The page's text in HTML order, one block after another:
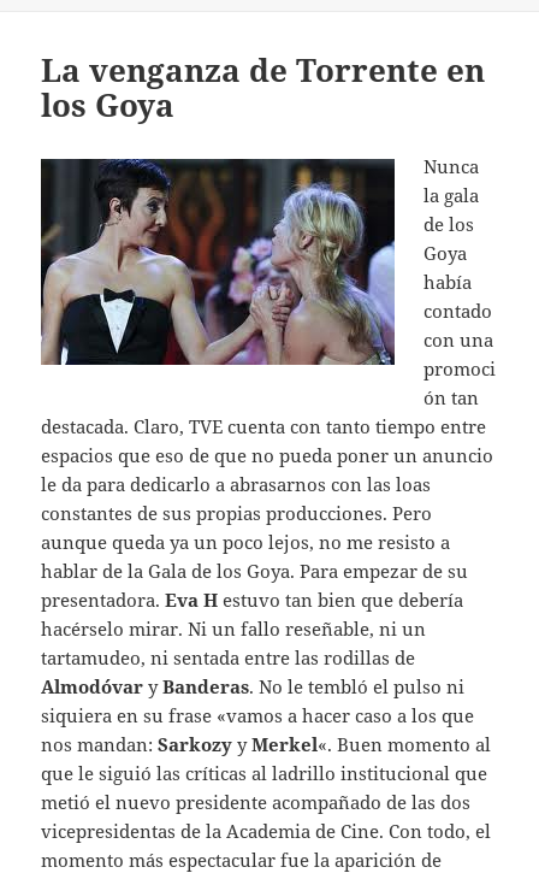
La venganza de Torrente en
los Goya
Nunca
la gala
de los
Goya
había
contado
con una
promoci
ón tan
destacada. Claro, TVE cuenta con tanto tiempo entre
espacios que eso de que no pueda poner un anuncio
le da para dedicarlo a abrasarnos con las loas
constantes de sus propias producciones. Pero
aunque queda ya un poco lejos, no me resisto a
hablar de la Gala de los Goya. Para empezar de su
presentadora.Eva H estuvo tan bien que debería
hacérselo mirar. Ni un fallo reseñable, ni un
tartamudeo, ni sentada entre las rodillas de
Almodóvar yBanderas. No le tembló el pulso ni
siquiera en su frase «vamos a hacer caso a los que
nos mandan:Sarkozy yMerkel«. Buen momento al
que le siguió las críticas al ladrillo institucional que
metió el nuevo presidente acompañado de las dos
vicepresidentas de la Academia de Cine. Con todo, el
momento más espectacular fue la aparición de